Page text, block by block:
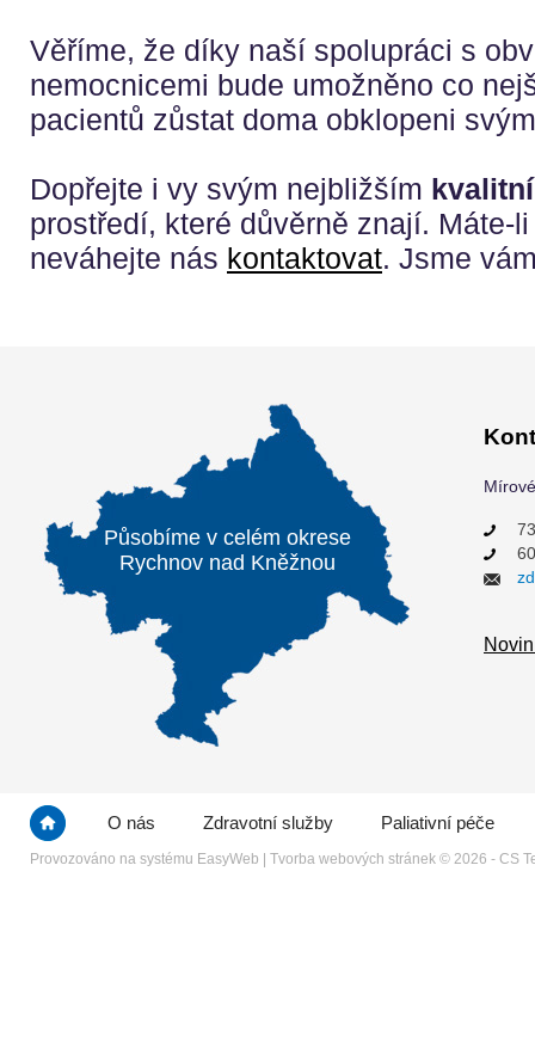
Věříme, že díky naší spolupráci s
nemocnicemi bude umožněno co
pacientů zůstat doma obklopeni
Dopřejte i vy svým nejbližším
prostředí, které důvěrně znají. Máte-
neváhejte nás kontaktovat. Jsme
Působíme v celém okrese
Rychnov nad Kněžnou
O nás Zdravotní služby Paliativní péče
Provozováno na systému EasyWeb | Tvorba webových stránek © 2026 - CS